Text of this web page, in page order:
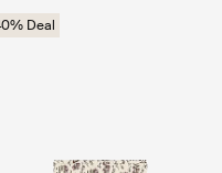
Deal